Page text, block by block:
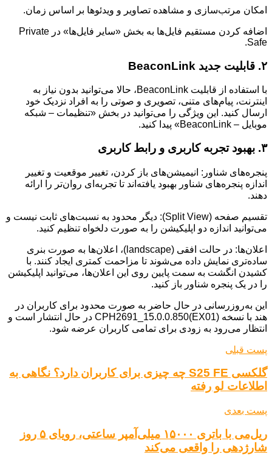
امکان مرتب‌سازی و مشاهده تصاویر و ویدئوها بر اساس زمان.
اضافه کردن مستقیم فایل‌ها به بخش «سایر فایل‌ها» در Private
Safe.
۲. قابلیت جدید BeaconLink
با استفاده از قابلیت BeaconLink، حالا می‌توانید بدون نیاز به
اینترنت، پیام‌های متنی، تصویری و صوتی را به افراد نزدیک خود
ارسال کنید. این ویژگی را می‌توانید در بخش «تنظیمات – شبکه
موبایل – BeaconLink» پیدا کنید.
۳. بهبود تجربه کاربری و رابط کاربری
پنجره‌های شناور: انیمیشن‌های باز کردن، تغییر موقعیت و تغییر
اندازه پنجره‌های شناور بهبود یافته‌اند تا تجربه‌ای روان‌تر را ارائه
دهند.
تقسیم صفحه (Split View): دیگر محدود به نسبت‌های ثابت نیست و
می‌توانید اندازه دو اپلیکیشن را به صورت دلخواه تنظیم کنید.
اعلان‌ها: در حالت افقی (landscape)، اعلان‌ها به صورت بنری
ساده‌تری نمایش داده می‌شوند تا مزاحمت کمتری ایجاد کنند. با
کشیدن انگشت به سمت پایین روی این اعلان‌ها، می‌توانید اپلیکیشن
را در یک پنجره شناور باز کنید.
این به‌روزرسانی در حال حاضر به صورت محدود برای کاربران در
هند با نسخه CPH2691_15.0.0.850(EX01) در حال انتشار است و
انتظار می‌رود به زودی برای تمامی کاربران عرضه شود.
پست قبلی
گلکسی S25 FE چه چیزی برای کاربران دارد؟ نگاهی به
اطلاعات لو رفته
پست بعدی
ریل‌می با باتری ۱۵۰۰۰ میلی‌آمپر ساعتی، رویای ۵ روز
شارژدهی را واقعی می‌کند